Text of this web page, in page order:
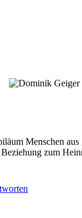
Menschen
zum